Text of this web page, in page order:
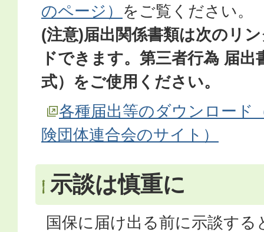
のページ） をご覧ください。
(注意)届出関係書類は次のリ
ドできます。第三者行為 届出
式）をご使用ください。
各種届出等のダウンロード
険団体連合会のサイト）
示談は慎重に
国保に届け出る前に示談す